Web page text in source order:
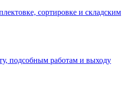
сортировке и складским
подсобным работам и выходу